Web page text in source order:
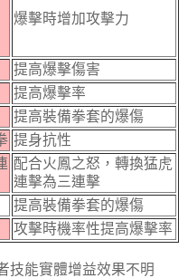
爆擊時增加攻擊力
提高爆擊傷害
提高爆擊率
提高裝備拳套的爆傷
提身抗性
配合火鳳之怒，轉換猛虎
連擊為三連擊
提高裝備拳套的爆傷
攻擊時機率性提高爆擊率
技能實體增益效果不明